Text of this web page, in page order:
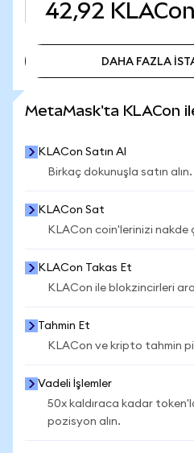
42,92 KLACon
DAHA FAZLA
MetaMask'ta KLACon
KLACon Satın Al
Birkaç dokunuşla satın alın.
KLACon Sat
KLACon coin'lerinizi nakde
KLACon Takas Et
KLACon ile blokzincirleri
Tahmin Et
KLACon ve kripto tahmin
Vadeli İşlemler
50x kaldıraca kadar
pozisyon alın.